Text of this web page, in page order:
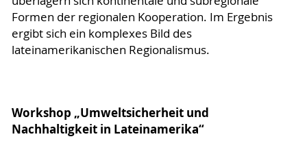
Formen der regionalen Kooperation. Im Ergebnis
ergibt sich ein komplexes Bild des
lateinamerikanischen Regionalismus.
Workshop „Umweltsicherheit und
Nachhaltigkeit in Lateinamerika“